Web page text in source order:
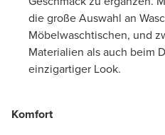
die große Auswahl an
Möbelwaschtischen, und
Materialien als auch beim
einzigartiger Look.
Komfort